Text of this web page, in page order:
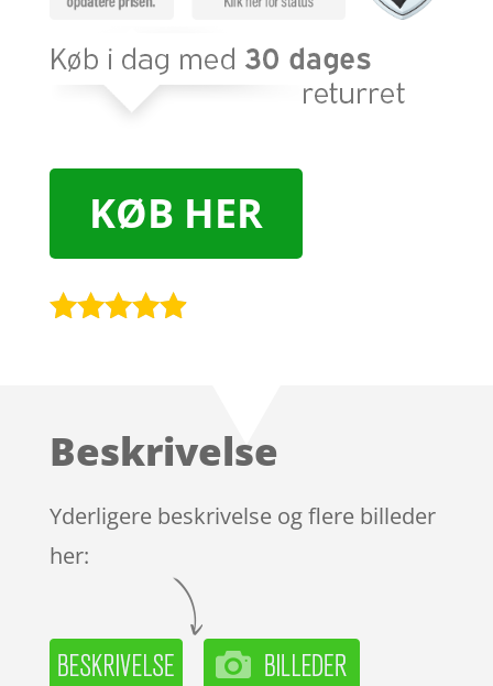
KØB HER
kundebedø
Beskrivelse
Yderligere beskrivelse og flere billeder
her: